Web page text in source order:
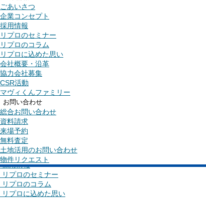
ママ's リプラス
アフターサービス・保証
カスタマーサポート
ビューティーアクア
レンガの家
建築実例
リプロのハッピー紹介制度
リプロギャラリー
総合お問い合わせ
資料請求
来場予約
無料査定
土地活用のお問い合わせ
物件リクエスト
企業情報
ごあいさつ
企業コンセプト
採用情報
リプロのセミナー
リプロのコラム
リプロに込めた思い
ごあいさつ
企業コンセプト
採用情報
リプロのセミナー
リプロのコラム
リプロに込めた思い
会社概要・沿革
協力会社募集
CSR活動
マヴィくんファミリー
お問い合わせ
総合お問い合わせ
資料請求
来場予約
無料査定
土地活用のお問い合わせ
物件リクエスト
不動産お役立ちツール
聞き慣れない不動産用語や
家づくりをつなぐ・地域をつなぐ・子ど
さいたま市で創業40年以上、